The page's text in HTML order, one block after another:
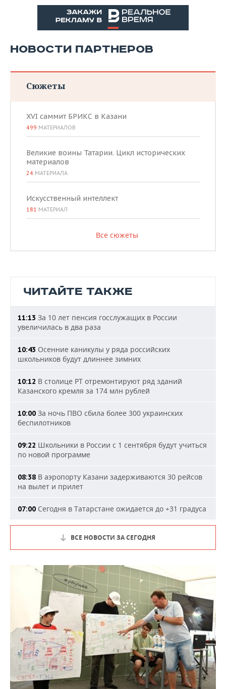
НОВОСТИ ПАРТНЕРОВ
Сюжеты
XVI саммит БРИКС в Казани
499 МАТЕРИАЛОВ
Великие воины Татарии. Цикл исторических
материалов
24 МАТЕРИАЛА
Искусственный интеллект
181 МАТЕРИАЛ
Все сюжеты
ЧИТАЙТЕ ТАКЖЕ
11:13 За 10 лет пенсия госслужащих в России
увеличилась в два раза
10:43 Осенние каникулы у ряда российских
школьников будут длиннее зимних
10:12 В столице РТ отремонтируют ряд зданий
Казанского кремля за 174 млн рублей
10:00 За ночь ПВО сбила более 300 украинских
беспилотников
09:22 Школьники в России с 1 сентября будут учиться
по новой программе
08:38 В аэропорту Казани задерживаются 30 рейсов
на вылет и прилет
07:00 Сегодня в Татарстане ожидается до +31 градуса
ВСЕ НОВОСТИ ЗА СЕГОДНЯ